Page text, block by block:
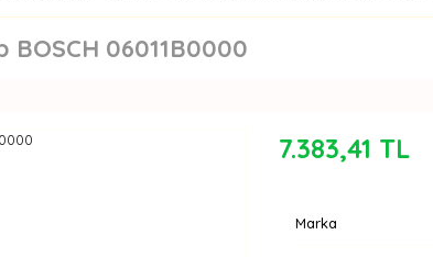
BOSCH 06011B0000
7.383,41 TL
Marka